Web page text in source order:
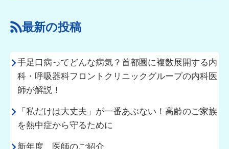
最新の投稿
手足口病ってどんな病気？首都圏に複数展開する内
科・呼吸器科フロントクリニックグループの内科医
師が解説！
「私だけは大丈夫」が一番あぶない！高齢のご家族
を熱中症から守るために
新年度 医師のご紹介